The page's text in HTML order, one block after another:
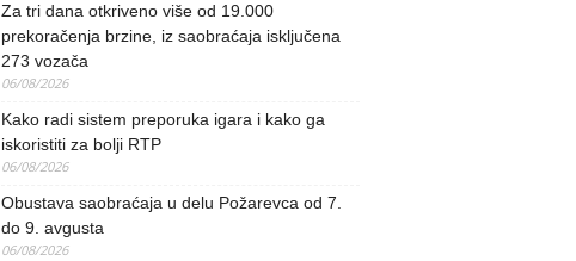
Za tri dana otkriveno više od 19.000
prekoračenja brzine, iz saobraćaja isključena
273 vozača
06/08/2026
Kako radi sistem preporuka igara i kako ga
iskoristiti za bolji RTP
06/08/2026
Obustava saobraćaja u delu Požarevca od 7.
do 9. avgusta
06/08/2026